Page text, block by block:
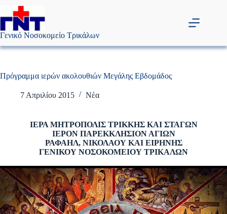
Μετάβαση
περιεχόμενο
Γενικό Νοσοκομείο Τρικάλων
Πρόγραμμα ιερών ακολουθιών Μεγάλης Εβδομάδος
7 Απριλίου 2015 Νέα
ΙΕΡΑ ΜΗΤΡΟΠΟΛΙΣ ΤΡΙΚΚΗΣ ΚΑΙ ΣΤΑΓΩΝ
ΙΕΡΟΝ ΠΑΡΕΚΚΛΗΣΙΟΝ ΑΓΙΩΝ
ΡΑΦΑΗΛ, ΝΙΚΟΛΑΟΥ ΚΑΙ ΕΙΡΗΝΗΣ
ΓΕΝΙΚΟΥ ΝΟΣΟΚΟΜΕΙΟΥ ΤΡΙΚΑΛΩΝ